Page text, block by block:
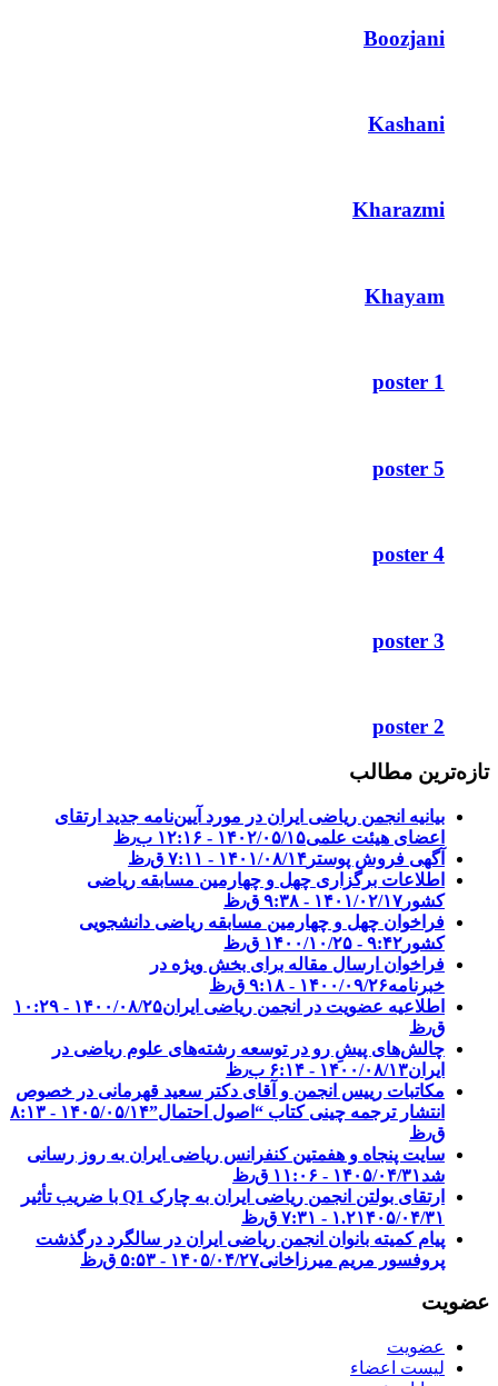
Boozjani
Kashani
Kharazmi
Khayam
poster 1
poster 5
poster 4
poster 3
poster 2
تازه‌ترین مطالب
بیانیه انجمن ریاضی ایران در مورد آیین‌نامه جدید ارتقای
اعضای هیئت علمی۱۴۰۲/۰۵/۱۵ - ۱۲:۱۶ ب٫ظ
آگهی فروش پوستر ۱۴۰۱/۰۸/۱۴ - ۷:۱۱ ق٫ظ
اطلاعات برگزاری چهل و چهارمین مسابقه ریاضی
کشور ۱۴۰۱/۰۲/۱۷ - ۹:۳۸ ق٫ظ
فراخوان چهل و چهارمین مسابقه ریاضی دانشجویی
کشور‎‎ ۱۴۰۰/۱۰/۲۵ - ۹:۴۲ ق٫ظ
فراخوان ارسال مقاله برای بخش ویژه در
خبرنامه۱۴۰۰/۰۹/۲۶ - ۹:۱۸ ق٫ظ
اطلاعیه عضویت در انجمن ریاضی ایران
۱۴۰۰/۰۸/۲۵ - ۱۰:۲۹
ق٫ظ
چالش‌های پیشِ رو در توسعه رشته‌های علوم ریاضی در
ایران۱۴۰۰/۰۸/۱۳ - ۶:۱۴ ب٫ظ
مکاتبات رییس انجمن و آقای دکتر سعید قهرمانی در خصوص
انتشار ترجمه چینی کتاب “اصول احتمال”
۱۴۰۵/۰۵/۱۴ - ۸:۱۳
ق٫ظ
سایت پنجاه و هفمتین کنفرانس ریاضی ایران به روز رسانی
شد۱۴۰۵/۰۴/۳۱ - ۱۱:۰۶ ق٫ظ
ارتقای بولتن انجمن ریاضی ایران به چارک Q1 با ضریب تأثیر
۱.۲۱۴۰۵/۰۴/۳۱ - ۷:۳۱ ق٫ظ
پیام کمیته بانوان انجمن ریاضی ایران در سالگرد درگذشت
پروفسور مریم میرزاخانی۱۴۰۵/۰۴/۲۷ - ۵:۵۳ ق٫ظ
عضویت
عضویت
لیست اعضاء